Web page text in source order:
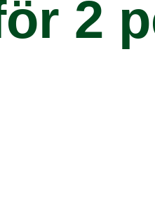
2